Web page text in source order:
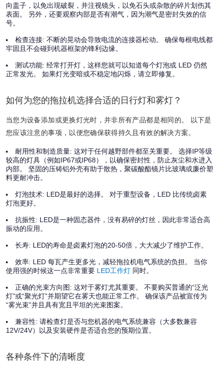
向盖子，以免出现破裂，并注视镜头，以免石头或杂散的碎片划伤其
表面。 另外，还要观察内部是否有潮气，因为潮气是密封失效的信
号。
检查连接: 不断的晃动会导致电流的连接器松动。 确保每根电线都
牢固且不会碰到机器框架的锋利边缘。
测试功能: 经常打开灯，这样您就可以知道每个灯泡或 LED 仍然
正常发光。 如果灯光变暗或不稳定地闪烁，请立即修复。
如何为您的拖拉机选择合适的日行灯和雾灯？
当您为设备添加或更换灯光时，并非所有产品都是相同的。 以下是
您应该注意的事项，以便您确保获得持久且有效的解决方案。
耐用性和制造质量: 这对于任何越野部件都至关重要。 选择IP等级
较高的灯具（例如IP67或IP68），以确保密封性，防止灰尘和水进入
内部。 坚固的压铸铝外壳有助于散热，聚碳酸酯镜片比玻璃或廉价塑
料更耐冲击。
灯泡技术: LED是最好的选择。 对于重型设备，LED 比传统卤素
灯泡更好。
抗振性: LED是一种固态器件，没有易碎的灯丝，因此非常适合高
振动的应用。
长寿: LED的寿命是卤素灯泡的20-50倍，大大减少了维护工作。
效率: LED 每瓦产生更多光，减轻拖拉机电气系统的负担。 当你
使用强的时候这一点非常重要 LED工作灯 同时。
正确的光束方向图: 这对于雾灯尤其重要。 不要购买普通的“泛光
灯”或“聚光灯”并期望它在雾天也能正常工作。 确保该产品被宣传为
“雾光束”并且具有宽且平坦的光束图案。
兼容性: 请检查灯是否与您机器的电气系统兼容（大多数兼容
12V/24V）以及安装硬件是否适合您的预期位置。
各种条件下的清晰度